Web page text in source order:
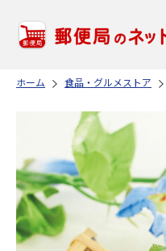
ホーム 食品・グルメストア